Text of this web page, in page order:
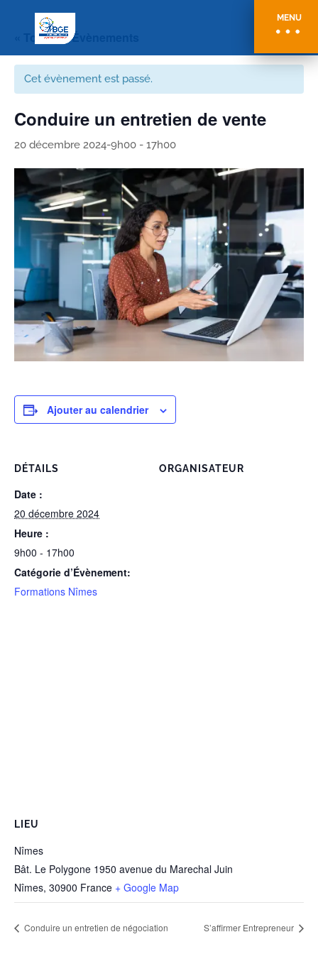
MENU
« Tous les Évènements
Cet évènement est passé.
Conduire un entretien de vente
20 décembre 2024-9h00 - 17h00
Ajouter au calendrier
DÉTAILS
Date :
20 décembre 2024
Heure :
9h00 - 17h00
Catégorie d’Évènement:
Formations Nîmes
ORGANISATEUR
LIEU
Nîmes
Bât. Le Polygone 1950 avenue du Marechal Juin
Nîmes, 30900 France + Google Map
Conduire un entretien de négociation S’affirmer Entrepreneur